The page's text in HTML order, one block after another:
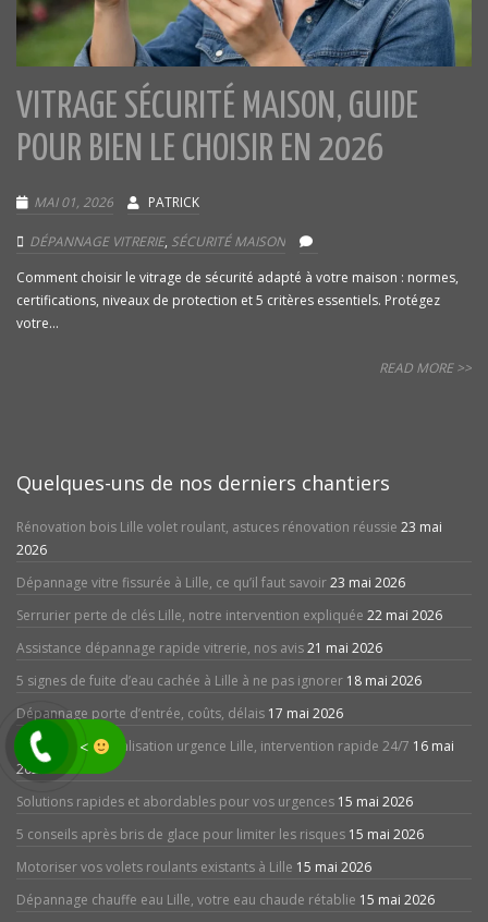
VITRAGE SÉCURITÉ MAISON, GUIDE
POUR BIEN LE CHOISIR EN 2026
MAI 01, 2026 PATRICK
DÉPANNAGE VITRERIE, SÉCURITÉ MAISON
Comment choisir le vitrage de sécurité adapté à votre maison : normes,
certifications, niveaux de protection et 5 critères essentiels. Protégez
votre...
READ MORE >>
Quelques-uns de nos derniers chantiers
Rénovation bois Lille volet roulant, astuces rénovation réussie 23 mai
2026
Dépannage vitre fissurée à Lille, ce qu’il faut savoir23 mai 2026
Serrurier perte de clés Lille, notre intervention expliquée 22 mai 2026
Assistance dépannage rapide vitrerie, nos avis21 mai 2026
5 signes de fuite d’eau cachée à Lille à ne pas ignorer 18 mai 2026
Dépannage porte d’entrée, coûts, délais 17 mai 2026
Débouchage canalisation urgence Lille, intervention rapide 24/7 16 mai
2026
Solutions rapides et abordables pour vos urgences 15 mai 2026
5 conseils après bris de glace pour limiter les risques 15 mai 2026
Motoriser vos volets roulants existants à Lille 15 mai 2026
Dépannage chauffe eau Lille, votre eau chaude rétablie 15 mai 2026
<